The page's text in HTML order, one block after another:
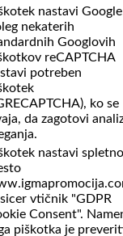
nastavi
nekaterih
Googlovih
reCAPTCHA
potreben
ko se
da zagotovi
nastavi spletno
vtičnik "GDPR
Consent".
piškotka je